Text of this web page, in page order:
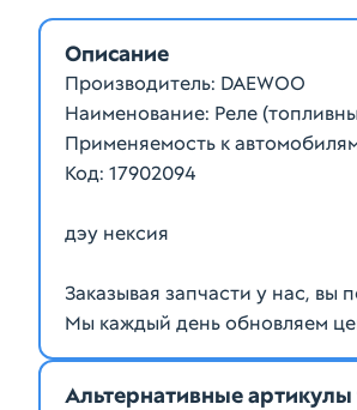
Описание
Производитель: DAEWOO
Наименование: Реле
Применяемость к
Код: 17902094
дэу нексия
Заказывая запчасти у нас,
Мы каждый день обновляем
Альтернативные артикулы